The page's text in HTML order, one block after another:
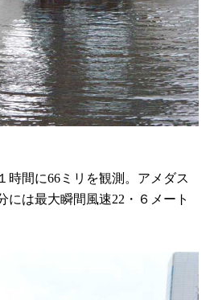
間に66ミリを観測。アメダス
には最大瞬間風速22・６メート